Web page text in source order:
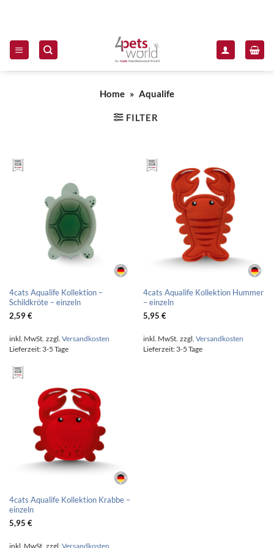
Home » Aqualife
FILTER
4cats Aqualife Kollektion –
Schildkröte – einzeln
2,59€
inkl. MwSt. zzgl. Versandkosten
Lieferzeit: 3-5 Tage
4cats Aqualife Kollektion Hummer
– einzeln
5,95 €
inkl. MwSt. zzgl. Versandkosten
Lieferzeit: 3-5 Tage
4cats Aqualife Kollektion Krabbe –
einzeln
5,95 €
inkl. MwSt. zzgl. Versandkosten